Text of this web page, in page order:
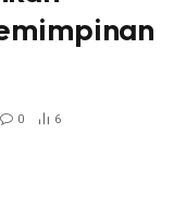
0 6